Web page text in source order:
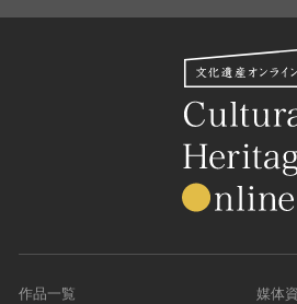
作品一覧 媒体